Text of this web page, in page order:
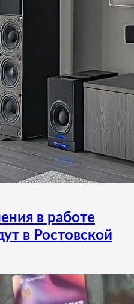
в работе
в Ростовской